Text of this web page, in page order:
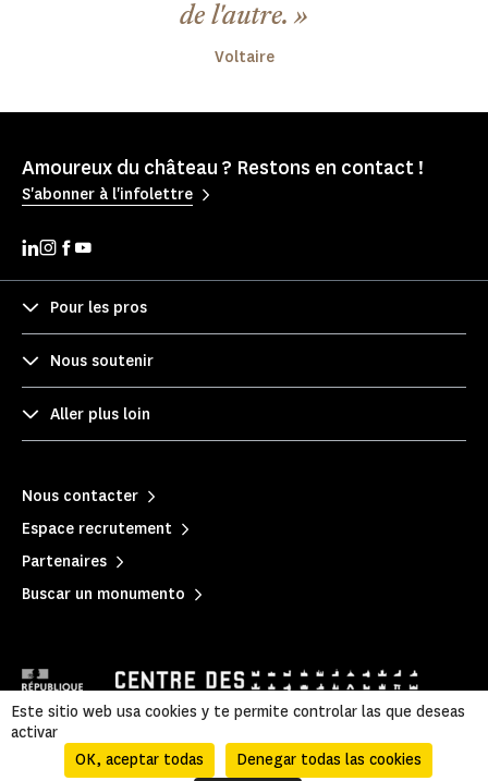
de l'autre. »
Voltaire
Amoureux du château ? Restons en contact !
S'abonner à l'infolettre
Pour les pros
Nous soutenir
Aller plus loin
Nous contacter
Espace recrutement
Partenaires
Buscar un monumento
Mentions légales Política de privacidad
Este sitio web usa cookies y te permite controlar las que deseas
activar
OK, aceptar todas
Denegar todas las cookies